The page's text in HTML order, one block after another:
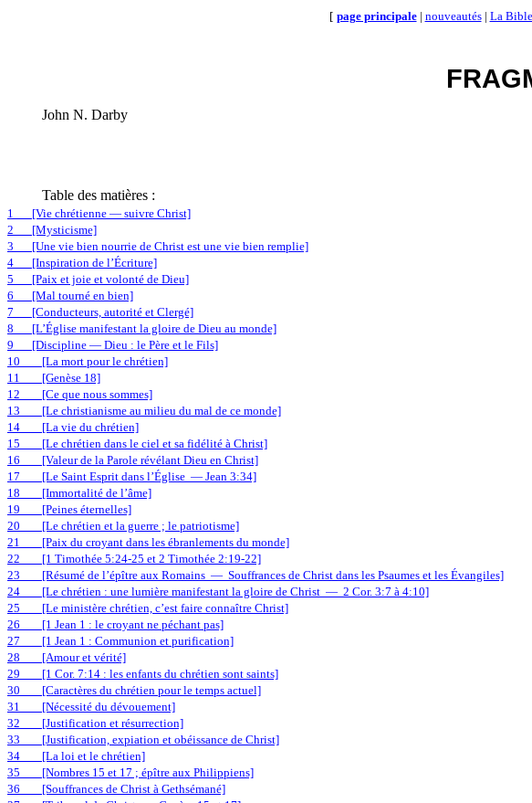
[ page principale| nouveautés| La Bible
John N. Darby
Table des matières :
1
[Vie chrétienne — suivre Christ]
2
[Mysticisme]
3
[Une vie bien nourrie de Christ est une vie bien remplie]
4
[Inspiration de l’Écriture]
5
[Paix et joie et volonté de Dieu]
6
[Mal tourné en bien]
7
[Conducteurs, autorité et Clergé]
8
[L’Église manifestant la gloire de Dieu au monde]
9
[Discipline — Dieu : le Père et le Fils]
10
[La mort pour le chrétien]
11
[Genèse 18]
12
[Ce que nous sommes]
13
[Le christianisme au milieu du mal de ce monde]
14
[La vie du chrétien]
15
[Le chrétien dans le ciel et sa fidélité à Christ]
16
[Valeur de la Parole révélant Dieu en Christ]
17
[Le Saint Esprit dans l’Église — Jean 3:34]
18
[Immortalité de l’âme]
19
[Peines éternelles]
20
[Le chrétien et la guerre ; le patriotisme]
21
[Paix du croyant dans les ébranlements du monde]
22
[1 Timothée 5:24-25 et 2 Timothée 2:19-22]
23
[Résumé de l’épître aux Romains — Souffrances de Christ dans les Psaumes et les Évangiles]
24
[Le chrétien : une lumière manifestant la gloire de Christ — 2 Cor. 3:7 à 4:10]
25
[Le ministère chrétien, c’est faire connaître Christ]
26
[1 Jean 1 : le croyant ne péchant pas]
27
[1 Jean 1 : Communion et purification]
28
[Amour et vérité]
29
[1 Cor. 7:14 : les enfants du chrétien sont saints]
30
[Caractères du chrétien pour le temps actuel]
31
[Nécessité du dévouement]
32
[Justification et résurrection]
33
[Justification, expiation et obéissance de Christ]
34
[La loi et le chrétien]
35
[Nombres 15 et 17 ; épître aux Philippiens]
36
[Souffrances de Christ à Gethsémané]